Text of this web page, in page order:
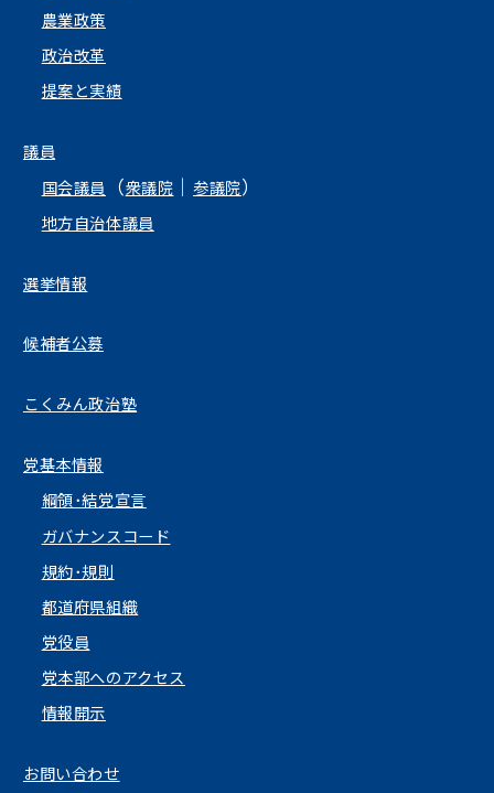
農業政策
政治改革
提案と実績
議員
国会議員
（衆議院 ｜参議院）
地方自治体議員
選挙情報
候補者公募
こくみん政治塾
党基本情報
綱領･結党宣言
ガバナンスコード
規約･規則
都道府県組織
党役員
党本部へのアクセス
情報開示
お問い合わせ